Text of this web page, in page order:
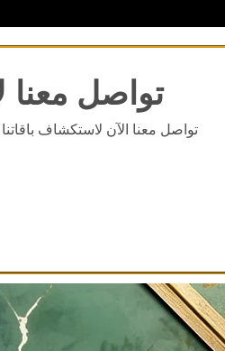
تواصل معنا
تواصل معنا الآن لاستكشاف